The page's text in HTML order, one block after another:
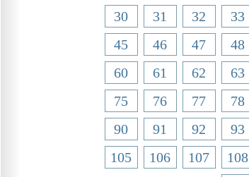
30
31 32 33
45
46 47 48
60
61 62 63
75
76 77 78
90
91 92 93
105
106 107 108